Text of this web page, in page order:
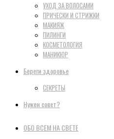
УХОД ЗА ВОЛОСАМИ
ПРИЧЕСКИ И СТРИЖКИ
МАКИЯЖ
ПИЛИНГИ
КОСМЕТОЛОГИЯ
МАНИКЮР
Береги здоровье
СЕКРЕТЫ
Нужен совет?
ОБО ВСЕМ НА СВЕТЕ